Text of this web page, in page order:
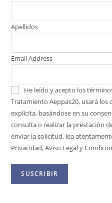
Apellidos
Email Address
He leído y acepto los
Tratamiento Aeppas20, usará
explícita, basándose en su
consulta o realizar la prestación
enviar la solicitud, lea
Privacidad, Aviso Legal y